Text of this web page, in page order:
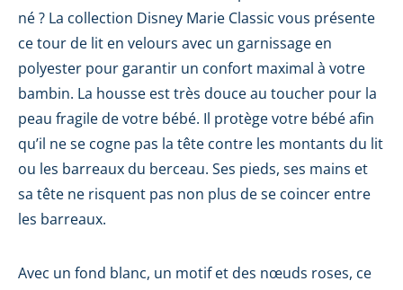
né ? La collection Disney Marie Classic vous présente
ce tour de lit en velours avec un garnissage en
polyester pour garantir un confort maximal à votre
bambin. La housse est très douce au toucher pour la
peau fragile de votre bébé. Il protège votre bébé afin
qu’il ne se cogne pas la tête contre les montants du lit
ou les barreaux du berceau. Ses pieds, ses mains et
sa tête ne risquent pas non plus de se coincer entre
les barreaux.
Avec un fond blanc, un motif et des nœuds roses, ce